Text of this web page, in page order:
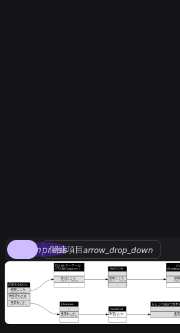
compress
関連項目arrow_drop_down